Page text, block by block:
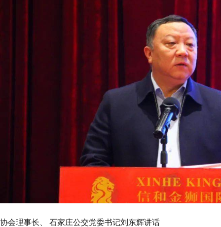
协会理事长、 石家庄公交党委书记刘东辉讲话